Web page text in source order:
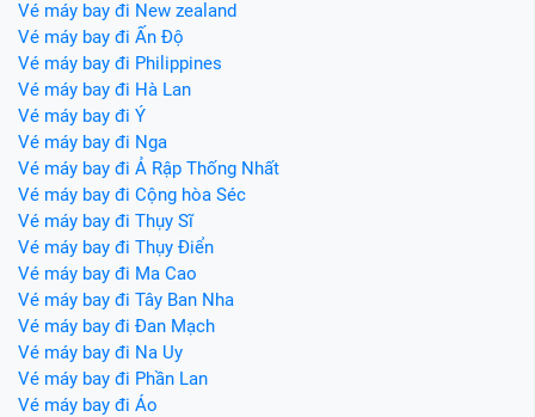
Vé máy bay đi New zealand
Vé máy bay đi Ấn Độ
Vé máy bay đi Philippines
Vé máy bay đi Hà Lan
Vé máy bay đi Ý
Vé máy bay đi Nga
Vé máy bay đi Ả Rập Thống Nhất
Vé máy bay đi Cộng hòa Séc
Vé máy bay đi Thụy Sĩ
Vé máy bay đi Thụy Điển
Vé máy bay đi Ma Cao
Vé máy bay đi Tây Ban Nha
Vé máy bay đi Đan Mạch
Vé máy bay đi Na Uy
Vé máy bay đi Phần Lan
Vé máy bay đi Áo